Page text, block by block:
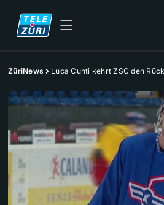
ZüriNews Luca Cunti kehrt ZSC den